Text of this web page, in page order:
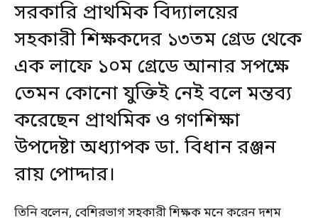
সরকারি প্রাথমিক বিদ্যালয়ের
সহকারী শিক্ষকদের ১৩তম গ্রেড থেকে
এক লাফে ১০ম গ্রেডে আনার সপক্ষে
তেমন কোনো যুক্তিই নেই বলে মন্তব্য
করেছেন প্রাথমিক ও গণশিক্ষা
উপদেষ্টা অধ্যাপক ডা. বিধান রঞ্জন
রায় পোদ্দার।
তিনি বলেন, বেশিরভাগ সহকারী শিক্ষক মনে করেন দশম